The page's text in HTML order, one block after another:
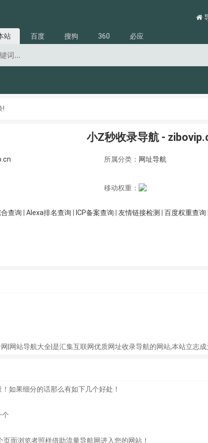
站 百度 搜狗 360 必应
!
小Z秒收录导航 -
所属分类： 网址导航
移动权重：
查询 Alexa排名查询 ICP备案查询 友情链接检测 百度权重查询
|网站导航大全|是汇集互联网优质网址收录导航的网站,本站立志
如果细分的话那么有如下几个好处！
个
面浏览者照样借助流量导航网进入您的网站！